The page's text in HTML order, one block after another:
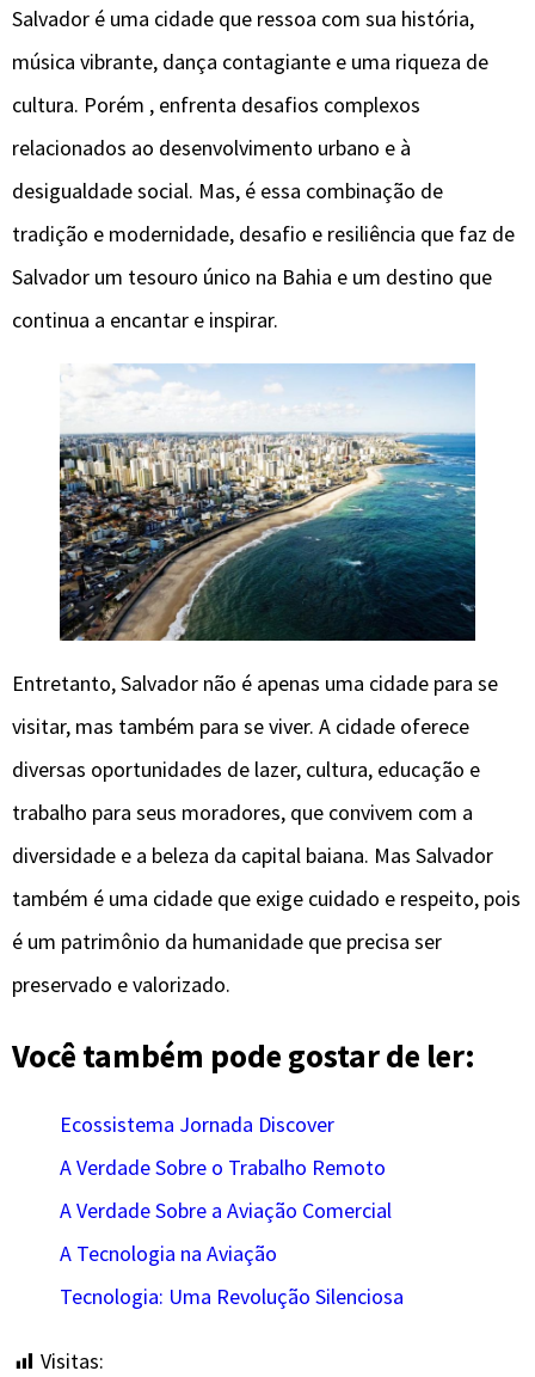
Salvador é uma cidade que ressoa com sua história,
música vibrante, dança contagiante e uma riqueza de
cultura. Porém , enfrenta desafios complexos
relacionados ao desenvolvimento urbano e à
desigualdade social. Mas, é essa combinação de
tradição e modernidade, desafio e resiliência que faz de
Salvador um tesouro único na Bahia e um destino que
continua a encantar e inspirar.
Entretanto, Salvador não é apenas uma cidade para se
visitar, mas também para se viver. A cidade oferece
diversas oportunidades de lazer, cultura, educação e
trabalho para seus moradores, que convivem com a
diversidade e a beleza da capital baiana. Mas Salvador
também é uma cidade que exige cuidado e respeito, pois
é um patrimônio da humanidade que precisa ser
preservado e valorizado.
Você também pode gostar de ler:
Ecossistema Jornada Discover
A Verdade Sobre o Trabalho Remoto
A Verdade Sobre a Aviação Comercial
A Tecnologia na Aviação
Tecnologia: Uma Revolução Silenciosa
Visitas: